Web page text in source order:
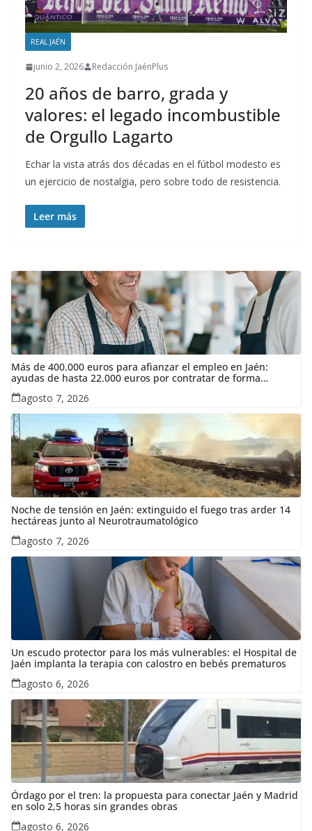
REAL JAÉN
junio 2, 2026 Redacción JaénPlus
20 años de barro, grada y
valores: el legado incombustible
de Orgullo Lagarto
Echar la vista atrás dos décadas en el fútbol modesto es
un ejercicio de nostalgia, pero sobre todo de resistencia.
Leer más
Más de 400.000 euros para afianzar el empleo en Jaén:
ayudas de hasta 22.000 euros por contratar de forma
indefinida
agosto 7, 2026
Noche de tensión en Jaén: extinguido el fuego tras arder 14
hectáreas junto al Neurotraumatológico
agosto 7, 2026
Un escudo protector para los más vulnerables: el Hospital de
Jaén implanta la terapia con calostro en bebés prematuros
agosto 6, 2026
Órdago por el tren: la propuesta para conectar Jaén y Madrid
en solo 2,5 horas sin grandes obras
agosto 6, 2026